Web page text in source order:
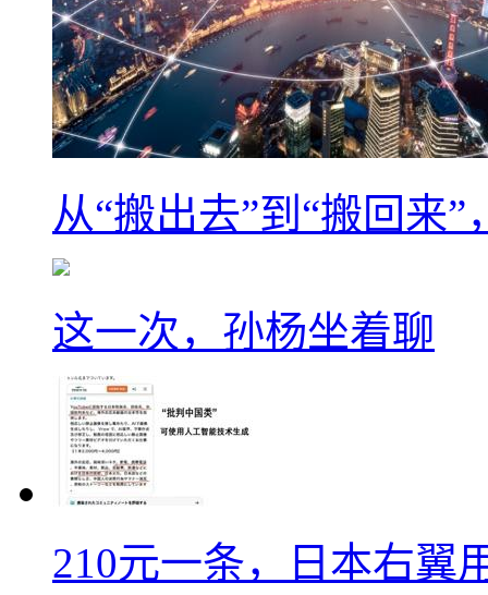
从“搬出去”到“搬回来
这一次，孙杨坐着聊
210元一条，日本右翼